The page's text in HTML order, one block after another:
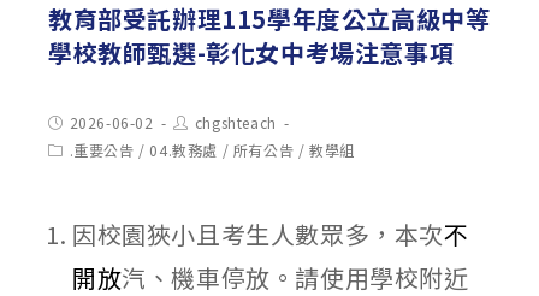
教育部受託辦理115學年度公立高級中等
學校教師甄選-彰化女中考場注意事項
Post
published:
2026-06-02
Post
author:
chgshteach
Post.重要公告 / 04.教務處 / 所有公告 / 教學組
因校園狹小且考生人數眾多，本次不
開放汽、機車停放。請使用學校附近